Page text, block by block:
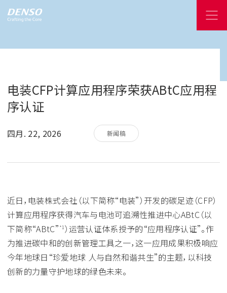
电装CFP计算应用程序荣获ABtC应用程
序认证
四月. 22, 2026 新闻稿
近日，电装株式会社（以下简称“电装”）开发的碳足迹（CFP）
计算应用程序获得汽车与电池可追溯性推进中心ABtC（以
下简称“ABtC” *1 ）运营认证体系授予的“应用程序认证”。作
为推进碳中和的创新管理工具之一，这一应用成果积极响应
今年地球日“珍爱地球 人与自然和谐共生”的主题，以科技
创新的力量守护地球的绿色未来。